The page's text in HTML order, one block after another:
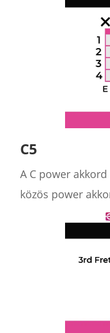
C5
A C power
közös power